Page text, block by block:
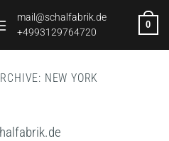
mail@schalfabrik.de
+4993129764720
0
NEW YORK